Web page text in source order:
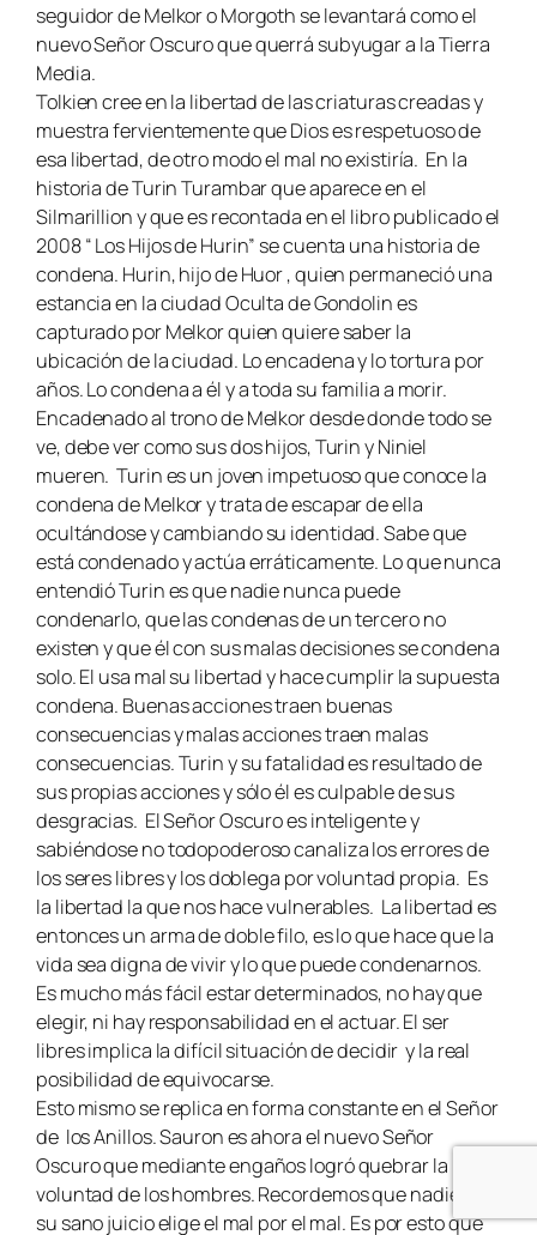
seguidor de Melkor o Morgoth se levantará como el
nuevo Señor Oscuro que querrá subyugar a la Tierra
Media.
Tolkien cree en la libertad de las criaturas creadas y
muestra fervientemente que Dios es respetuoso de
esa libertad, de otro modo el mal no existiría. En la
historia de Turin Turambar que aparece en el
Silmarillion y que es recontada en el libro publicado el
2008 “ Los Hijos de Hurin” se cuenta una historia de
condena. Hurin, hijo de Huor , quien permaneció una
estancia en la ciudad Oculta de Gondolin es
capturado por Melkor quien quiere saber la
ubicación de la ciudad. Lo encadena y lo tortura por
años. Lo condena a él y a toda su familia a morir.
Encadenado al trono de Melkor desde donde todo se
ve, debe ver como sus dos hijos, Turin y Niniel
mueren. Turin es un joven impetuoso que conoce la
condena de Melkor y trata de escapar de ella
ocultándose y cambiando su identidad. Sabe que
está condenado y actúa erráticamente. Lo que nunca
entendió Turin es que nadie nunca puede
condenarlo, que las condenas de un tercero no
existen y que él con sus malas decisiones se condena
solo. El usa mal su libertad y hace cumplir la supuesta
condena. Buenas acciones traen buenas
consecuencias y malas acciones traen malas
consecuencias. Turin y su fatalidad es resultado de
sus propias acciones y sólo él es culpable de sus
desgracias. El Señor Oscuro es inteligente y
sabiéndose no todopoderoso canaliza los errores de
los seres libres y los doblega por voluntad propia. Es
la libertad la que nos hace vulnerables. La libertad es
entonces un arma de doble filo, es lo que hace que la
vida sea digna de vivir y lo que puede condenarnos.
Es mucho más fácil estar determinados, no hay que
elegir, ni hay responsabilidad en el actuar. El ser
libres implica la difícil situación de decidir y la real
posibilidad de equivocarse.
Esto mismo se replica en forma constante en el Señor
de los Anillos. Sauron es ahora el nuevo Señor
Oscuro que mediante engaños logró quebrar la
voluntad de los hombres. Recordemos que nadie en
su sano juicio elige el mal por el mal. Es por esto que